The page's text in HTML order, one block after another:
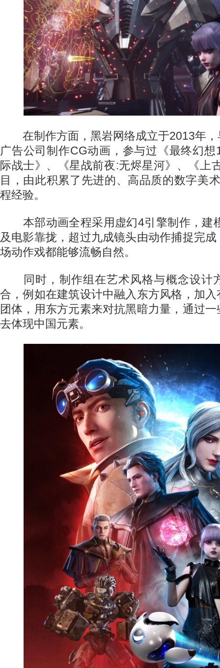
在制作方面，黑岩网络成立于2013年，
广告公司制作CG动画，参与过《最终幻
际战士》、《星战前夜:无烬星河》、《上
目，由此积累了先进的、高品质的数字美
程经验。
本部动画全程采用虚幻4引擎制作，建
及电影靠拢，超过九成镜头由动作捕捉完
场动作戏都能够流畅自然。
同时，制作组在艺术风格与概念设计
合，例如在建筑设计中融入东方风格，加
团体，用东方元素来对抗黑暗力量，通过
去体现中国元素。